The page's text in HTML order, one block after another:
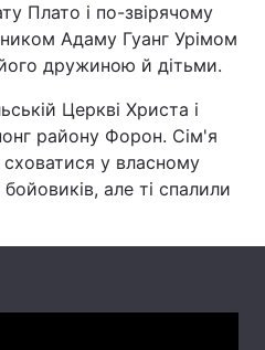
Світ
Наука
Лайт
Інциденти
Плато і по-звірячому
Адаму Гуанг Урімом
дружиною й дітьми.
Церкві Христа і
району Форон. Сім'я
у власному
але ті спалили